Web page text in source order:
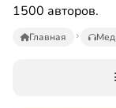
1500 авторов.
Главная